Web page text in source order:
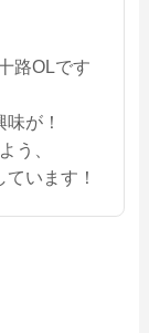
路OLです
が！
う、
います！